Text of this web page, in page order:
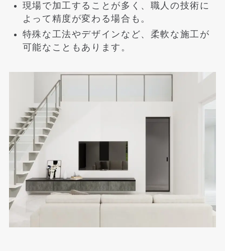
現場で加工することが多く、職人の技術に
よって精度が変わる場合も。
特殊な工法やデザインなど、柔軟な施工が
可能なこともあります。